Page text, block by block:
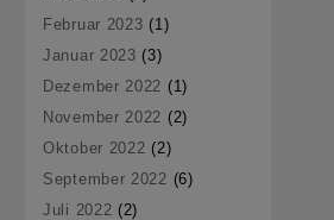
Februar 2023 (1)
Januar 2023 (3)
Dezember 2022 (1)
November 2022 (2)
Oktober 2022 (2)
September 2022 (6)
Juli 2022 (2)